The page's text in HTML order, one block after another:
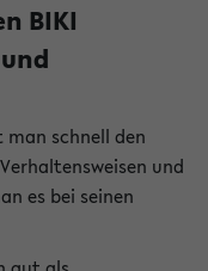
BIKI
schnell den
und
es bei seinen